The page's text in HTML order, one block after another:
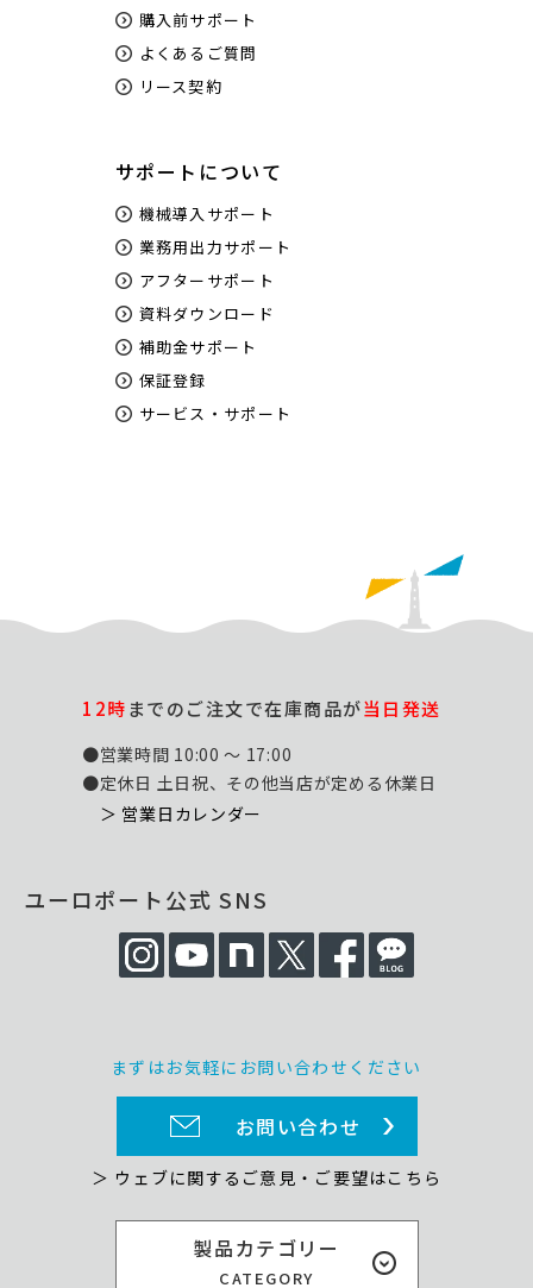
購入前サポート
よくあるご質問
リース契約
サポートについて
機械導入サポート
業務用出力サポート
アフターサポート
資料ダウンロード
補助金サポート
保証登録
サービス・サポート
製品カテゴリー
CATEGORY
12時までのご注文で在庫商品が当日発送
●営業時間 10:00 ～ 17:00
●定休日 土日祝、その他当店が定める休業日
＞ 営業日カレンダー
ユーロポート公式 SNS
まずはお気軽にお問い合わせください
お問い合わせ
＞ ウェブに関するご意見・ご要望はこちら